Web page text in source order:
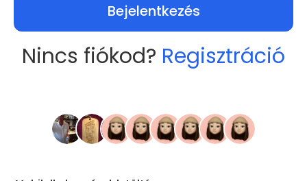
Bejelentkezés
Nincs fiókod? Regisztráció